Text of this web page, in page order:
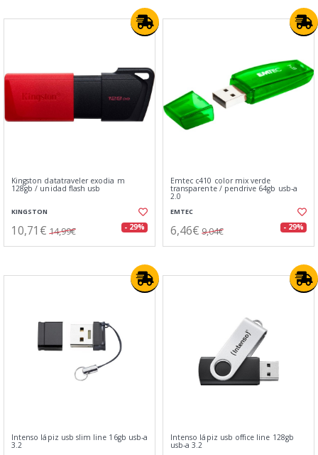
Kingston datatraveler exodia m
128gb / unidad flash usb
KINGSTON
10,71€ 14,99€ - 29%
Emtec c410 color mix verde
transparente / pendrive 64gb usb-a
2.0
EMTEC
6,46€ 9,04€ - 29%
Intenso lápiz usb slim line 16gb usb-a
3.2
Intenso lápiz usb office line 128gb
usb-a 3.2